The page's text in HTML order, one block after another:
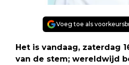
Voeg toe als
Het is vandaag, zaterdag
van de stem; wereldwijd